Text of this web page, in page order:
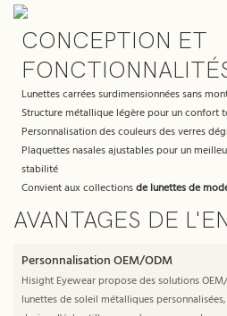
CONCEPTION ET
Lunettes carrées surdimensionnées sans
Structure métallique légère pour un confort
Personnalisation des couleurs des verres
Plaquettes nasales ajustables pour un
stabilité
Convient aux collectionsde lunettes de
AVANTAGES DE
Personnalisation OEM/ODM
Hisight Eyewear propose des solutions
lunettes de soleil métalliques